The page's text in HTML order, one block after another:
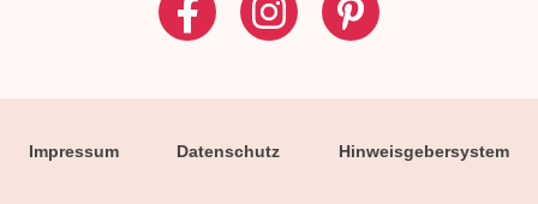
Impressum Datenschutz Hinweisgebersystem